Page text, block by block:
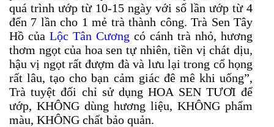
quá trình ướp từ 10-15 ngày với số lần ướp từ 4
đến 7 lần cho 1 mẻ trà thành công. Trà Sen Tây
Hồ của Lộc Tân Cương có cánh trà nhỏ, hương
thơm ngọt của hoa sen tự nhiên, tiền vị chát dịu,
hậu vị ngọt rất đượm đà và lưu lại trong cổ họng
rất lâu, tạo cho bạn cảm giác đê mê khi uống”,
Trà tuyệt đối chỉ sử dụng HOA SEN TƯƠI để
ướp, KHÔNG dùng hương liệu, KHÔNG phẩm
màu, KHÔNG chất bảo quản.